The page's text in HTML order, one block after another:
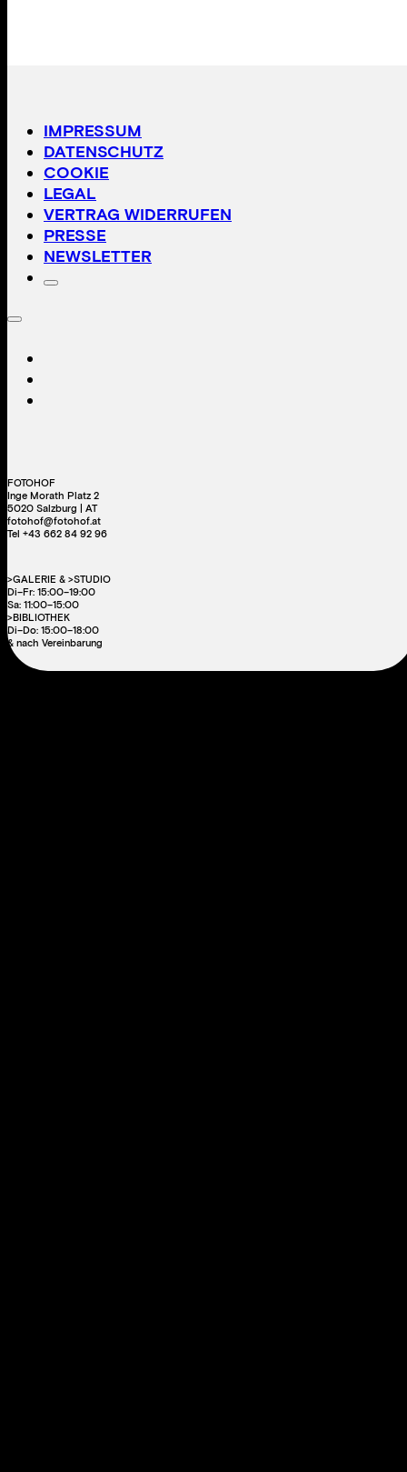
IMPRESSUM
DATENSCHUTZ
COOKIE
LEGAL
VERTRAG WIDERRUFEN
PRESSE
NEWSLETTER
FOTOHOF
Inge Morath Platz 2
5020 Salzburg | AT
fotohof@fotohof.at
Tel +43 662 84 92 96
>GALERIE & >STUDIO
Di–Fr: 15:00–19:00
Sa: 11:00–15:00
>BIBLIOTHEK
Di–Do: 15:00–18:00
& nach Vereinbarung